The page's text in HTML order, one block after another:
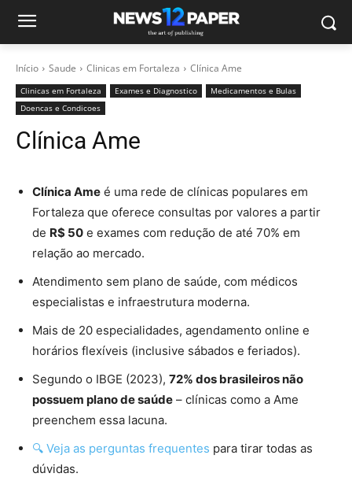
Início Saude Clinicas em Fortaleza Clínica Ame
Clinicas em Fortaleza Exames e Diagnostico
Medicamentos e Bulas
Doencas e Condicoes
Clínica Ame
Clínica Ame é uma rede de clínicas populares em
Fortaleza que oferece consultas por valores a partir
de R$ 50 e exames com redução de até 70% em
relação ao mercado.
Atendimento sem plano de saúde, com médicos
especialistas e infraestrutura moderna.
Mais de 20 especialidades, agendamento online e
horários flexíveis (inclusive sábados e feriados).
Segundo o IBGE (2023), 72% dos brasileiros não
possuem plano de saúde – clínicas como a Ame
preenchem essa lacuna.
🔍 Veja as perguntas frequentes para tirar todas as
dúvidas.